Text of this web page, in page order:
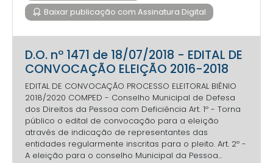
Baixar publicação com Assinatura Digital
D.O. nº 1471 de 18/07/2018 - EDITAL DE
CONVOCAÇÃO ELEIÇÃO 2016-2018
EDITAL DE CONVOCAÇÃO PROCESSO ELEITORAL BIÊNIO
2018/2020 COMPED - Conselho Municipal de Defesa
dos Direitos da Pessoa com Deficiência Art. 1º - Torna
público o edital de convocação para a eleição
através de indicação de representantes das
entidades regularmente inscritas para o pleito. Art. 2º -
A eleição para o conselho Municipal da Pessoa...